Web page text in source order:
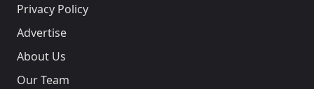
Privacy Policy
Advertise
About Us
Our Team